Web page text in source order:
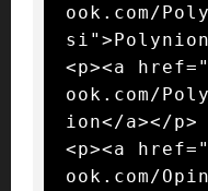
ook.com/
<p><a
ook.com/
ion</a></p>
<p><a
ook.com/